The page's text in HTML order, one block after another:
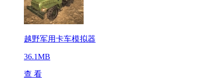
越野军用卡车模拟器
36.1MB
查 看